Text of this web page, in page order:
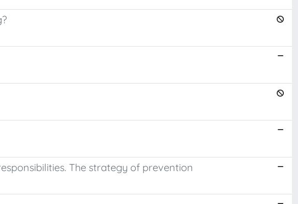
The strategy of prevention